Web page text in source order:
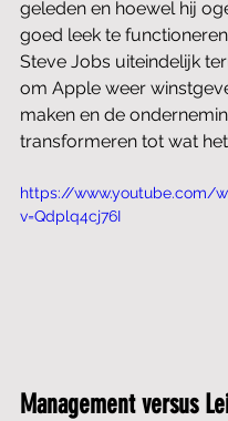
geleden en hoewel hij
goed leek te
Steve Jobs uiteindelijk
om Apple weer
maken en de
transformeren tot wat het
https://www.youtube.com/
v=Qdplq4cj76I
Management versus